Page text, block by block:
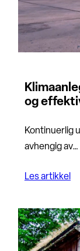
og
Kontinuerlig
avhengig av…
Les artikkel